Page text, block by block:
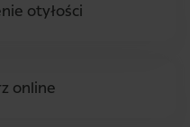
otyłości
online